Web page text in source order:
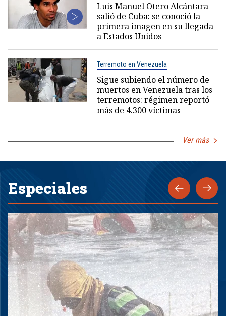
Luis Manuel Otero Alcántara
salió de Cuba: se conoció la
primera imagen en su llegada
a Estados Unidos
Terremoto en Venezuela
Sigue subiendo el número de
muertos en Venezuela tras los
terremotos: régimen reportó
más de 4.300 víctimas
Ver más
Especiales